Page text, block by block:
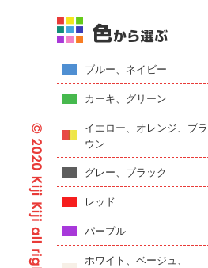
ブルー、ネイビー
カーキ、グリーン
イエロー、オレンジ、ブラ
ウン
グレー、ブラック
レッド
パープル
ホワイト、ベージュ、